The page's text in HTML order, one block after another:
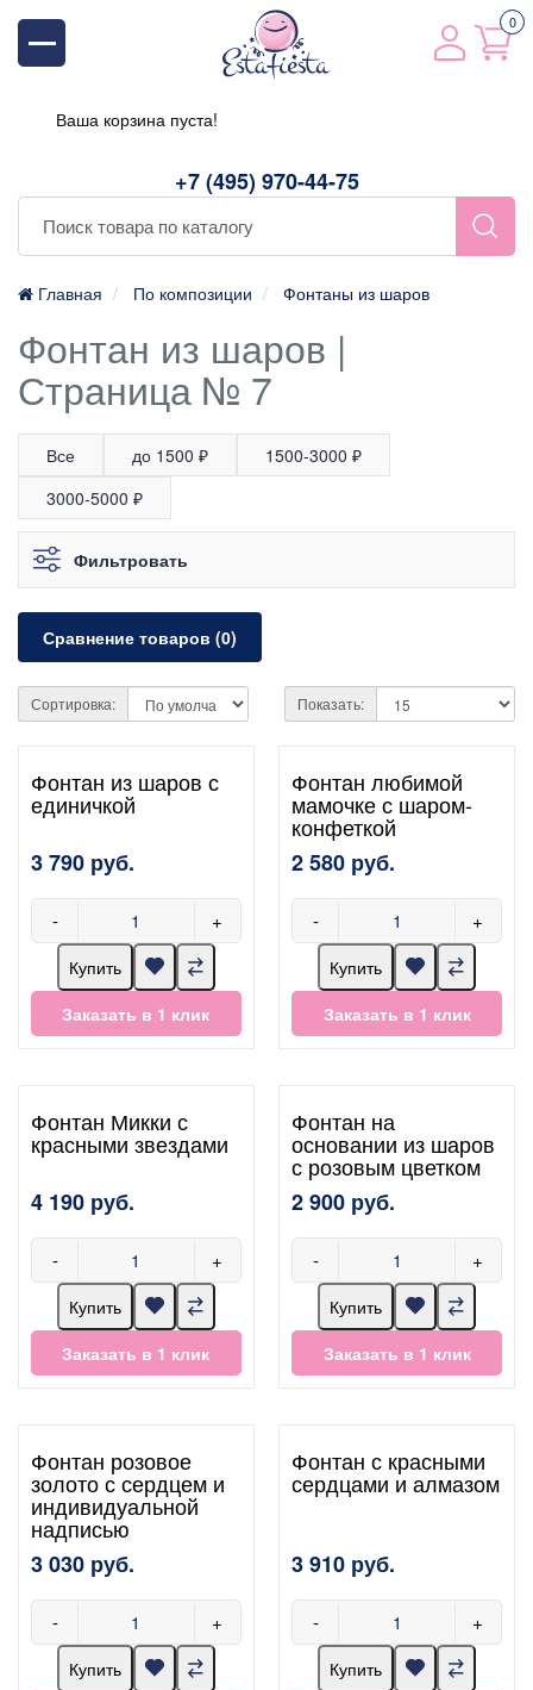
+7 (495) 970-44-75
0
Ваша корзина пуста!
Главная По композиции Фонтаны из шаров
Фонтан из шаров |
Страница № 7
Все до 1500 ₽
1500-3000 ₽
3000-5000 ₽
Фильтровать
Сравнение товаров (0)
Сортировка: Показать:
Фонтан из шаров с
единичкой
3 790 руб.
- +
Купить
Заказать в 1 клик
Фонтан любимой
мамочке с шаром-
конфеткой
2 580 руб.
- +
Купить
Заказать в 1 клик
Фонтан Микки с
красными звездами
4 190 руб.
- +
Купить
Заказать в 1 клик
Фонтан на
основании из шаров
с розовым цветком
2 900 руб.
- +
Купить
Заказать в 1 клик
Фонтан розовое
золото с сердцем и
индивидуальной
надписью
3 030 руб.
- +
Купить
Фонтан с красными
сердцами и алмазом
3 910 руб.
- +
Купить